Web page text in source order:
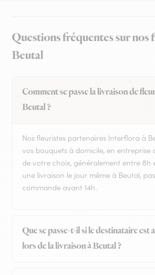
Questions fréquentes sur nos
Beutal
Comment se passe la livraison de
Beutal ?
Nos fleuristes partenaires Interflora à
vos bouquets à domicile, en entreprise
de votre choix, généralement entre 8h
une livraison le jour même à Beutal,
commande avant 14h.
Que se passe-t-il si le destinataire est
lors de la livraison à Beutal ?